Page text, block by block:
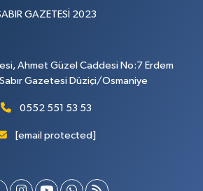
GAZETESİ 2023
Ahmet Güzel Caddesi No:7 Erdem
Gazetesi Düziçi/Osmaniye
0552 551 53 53
[email protected]